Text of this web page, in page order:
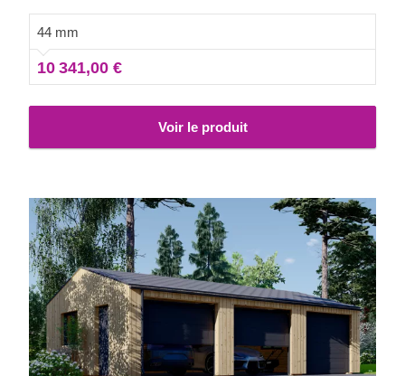
Vos outils de jardinage, vos meubles et tous vos
bricolages seront tous stockés en toute sécurité pour que
vous puissiez y revenir à tout moment. TWIN DUO est
bien plus qu'une simple place de parking !
44 mm
10 341,00 €
Voir le produit